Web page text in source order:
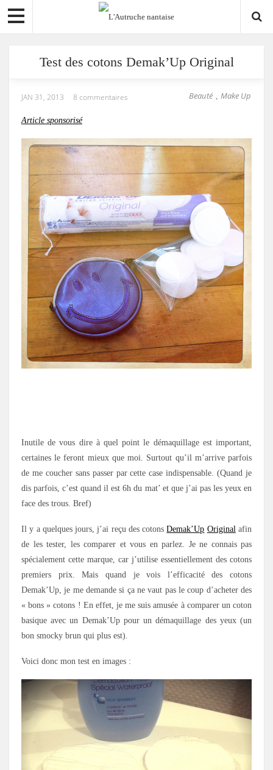
Test des cotons Demak’Up Original
Beauté , Make Up
JAN 31, 2013 8 commentaires
Article sponsorisé
Inutile de vous dire à quel point le démaquillage est important,
certaines le feront mieux que moi. Surtout qu’il m’arrive parfois
de me coucher sans passer par cette case indispensable. (Quand je
dis parfois, c’est quand il est 6h du mat’ et que j’ai pas les yeux en
face des trous. Bref)
Il y a quelques jours, j’ai reçu des cotonsDemak’Up Originalafin
de les tester, les comparer et vous en parlez. Je ne connais pas
spécialement cette marque, car j’utilise essentiellement des cotons
premiers prix. Mais quand je vois l’efficacité des cotons
Demak’Up, je me demande si ça ne vaut pas le coup d’acheter des
« bons » cotons ! En effet, je me suis amusée à comparer un coton
basique avec un Demak’Up pour un démaquillage des yeux (un
bon smocky brun qui plus est).
Voici donc mon test en images :